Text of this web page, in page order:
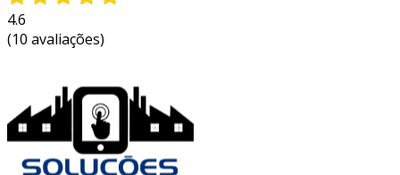
4.6
(10 avaliações)